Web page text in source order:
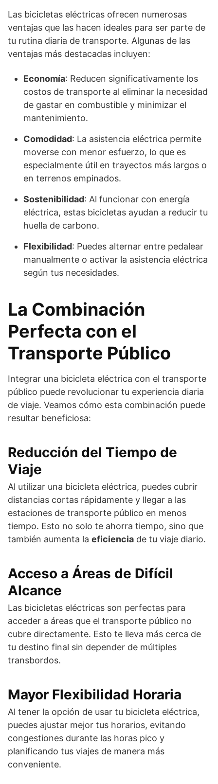
Las bicicletas eléctricas ofrecen numerosas
ventajas que las hacen ideales para ser parte de
tu rutina diaria de transporte. Algunas de las
ventajas más destacadas incluyen:
Economía: Reducen significativamente los
costos de transporte al eliminar la necesidad
de gastar en combustible y minimizar el
mantenimiento.
Comodidad: La asistencia eléctrica permite
moverse con menor esfuerzo, lo que es
especialmente útil en trayectos más largos o
en terrenos empinados.
Sostenibilidad: Al funcionar con energía
eléctrica, estas bicicletas ayudan a reducir tu
huella de carbono.
Flexibilidad: Puedes alternar entre pedalear
manualmente o activar la asistencia eléctrica
según tus necesidades.
La Combinación
Perfecta con el
Transporte Público
Integrar una bicicleta eléctrica con el transporte
público puede revolucionar tu experiencia diaria
de viaje. Veamos cómo esta combinación puede
resultar beneficiosa:
Reducción del Tiempo de
Viaje
Al utilizar una bicicleta eléctrica, puedes cubrir
distancias cortas rápidamente y llegar a las
estaciones de transporte público en menos
tiempo. Esto no solo te ahorra tiempo, sino que
también aumenta la eficiencia de tu viaje diario.
Acceso a Áreas de Difícil
Alcance
Las bicicletas eléctricas son perfectas para
acceder a áreas que el transporte público no
cubre directamente. Esto te lleva más cerca de
tu destino final sin depender de múltiples
transbordos.
Mayor Flexibilidad Horaria
Al tener la opción de usar tu bicicleta eléctrica,
puedes ajustar mejor tus horarios, evitando
congestiones durante las horas pico y
planificando tus viajes de manera más
conveniente.